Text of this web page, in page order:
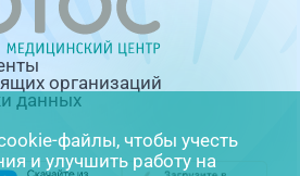
организаций
данных
файлы, чтобы учесть
и улучшить работу на